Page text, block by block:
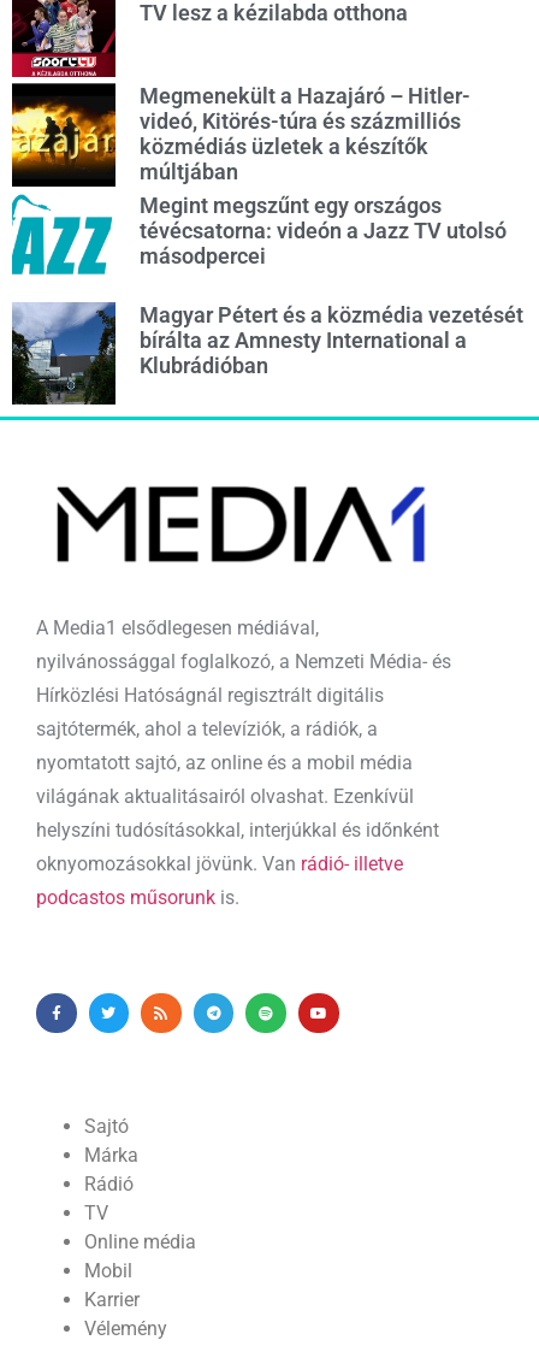
TV lesz a kézilabda otthona
Megmenekült a Hazajáró – Hitler-
videó, Kitörés-túra és százmilliós
közmédiás üzletek a készítők
múltjában
Megint megszűnt egy országos
tévécsatorna: videón a Jazz TV utolsó
másodpercei
Magyar Pétert és a közmédia vezetését
bírálta az Amnesty International a
Klubrádióban
A Media1 elsődlegesen médiával,
nyilvánossággal foglalkozó, a Nemzeti Média- és
Hírközlési Hatóságnál regisztrált digitális
sajtótermék, ahol a televíziók, a rádiók, a
nyomtatott sajtó, az online és a mobil média
világának aktualitásairól olvashat. Ezenkívül
helyszíni tudósításokkal, interjúkkal és időnként
oknyomozásokkal jövünk. Van rádió- illetve
podcastos műsorunk is.
Sajtó
Márka
Rádió
TV
Online média
Mobil
Karrier
Vélemény